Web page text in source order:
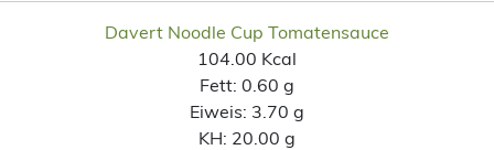
Davert Noodle Cup Tomatensauce
104.00 Kcal
Fett: 0.60 g
Eiweis: 3.70 g
KH: 20.00 g